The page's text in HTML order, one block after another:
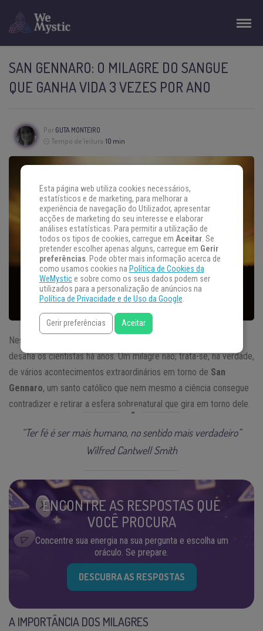
SAN GENNARO: O MILAGRE DO SANGUE
QUE GANHA VIDA 3 VEZES POR ANO
Por GUTA MONTEIRO
Tempo de leitura:10 min
Nesse artigo vamos falar de mais um milagre inexplicável que
desafia os cientistas há anos. Um milagre não; trata-se, na verdade,
de vários acontecimentos extraordinários em torno de San
Gennaro, um santo católico que nem mesmo a ciência consegue
contradizer e retirar a esfera sobrenatural que gira em torno dele.
“Ter fé é ser mais humano, no sentido mais verdadeiro”
Wilfred Cantwell Smith
ENCONTRE AS RESPOSTAS QUE
VOCÊ PROCURA
Concentre sua energia na sua pergunta e escolha um
oráculo. Se prepare.
DESCUBRA AS RESPOSTAS
A IMPORTÂNCIA DOS MILAGRES
Esta página web utiliza cookies necessários,
estatísticos e de marketing, para melhorar a
experiência de navegação do Utilizador, apresentar
acções de marketing do seu interesse e elaborar
análises estatísticas. Para permitir a utilização de
todos os tipos de cookies, carregue em Aceitar. Se
pretender escolher apenas alguns, carregue em Gerir
preferências. Pode obter mais informação acerca de
como usamos cookies na Política de Cookies da
WeMystice sobre como os seus dados podem ser
utilizados para a personalização de anúncios na
Política de Privacidade e de Uso da Google.
Gerir preferências Aceitar